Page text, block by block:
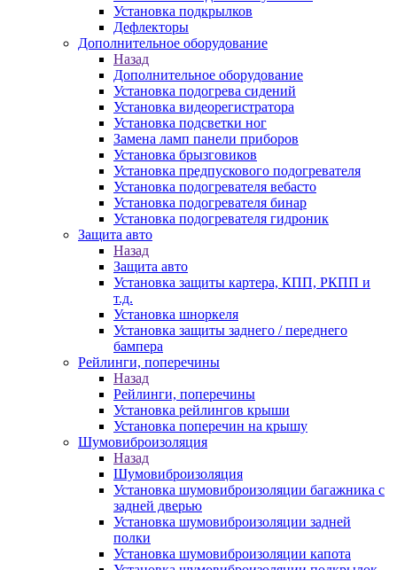
Установка подкрылков
Дефлекторы
Дополнительное оборудование
Назад
Дополнительное оборудование
Установка подогрева сидений
Установка видеорегистратора
Установка подсветки ног
Замена ламп панели приборов
Установка брызговиков
Установка предпускового подогревателя
Установка подогревателя вебасто
Установка подогревателя бинар
Установка подогревателя гидроник
Защита авто
Назад
Защита авто
Установка защиты картера, КПП, РКПП и
т.д.
Установка шноркеля
Установка защиты заднего / переднего
бампера
Рейлинги, поперечины
Назад
Рейлинги, поперечины
Установка рейлингов крыши
Установка поперечин на крышу
Шумовиброизоляция
Назад
Шумовиброизоляция
Установка шумовиброизоляции багажника с
задней дверью
Установка шумовиброизоляции задней
полки
Установка шумовиброизоляции капота